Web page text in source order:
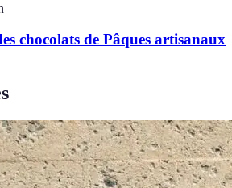
chocolats de Pâques artisanaux